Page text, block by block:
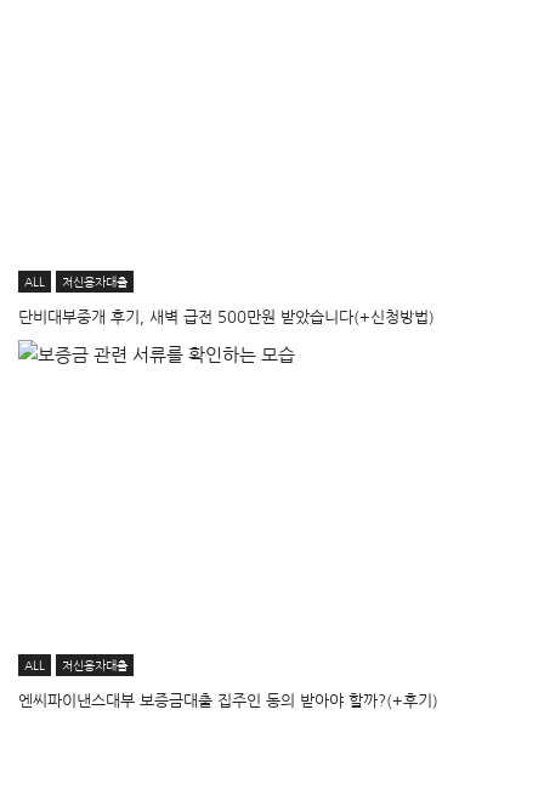
ALL 저신용자대출
단비대부중개 후기, 새벽 급전 500만원 받았습니다(+신청방법)
ALL 저신용자대출
엔씨파이낸스대부 보증금대출 집주인 동의 받아야 할까?(+후기)